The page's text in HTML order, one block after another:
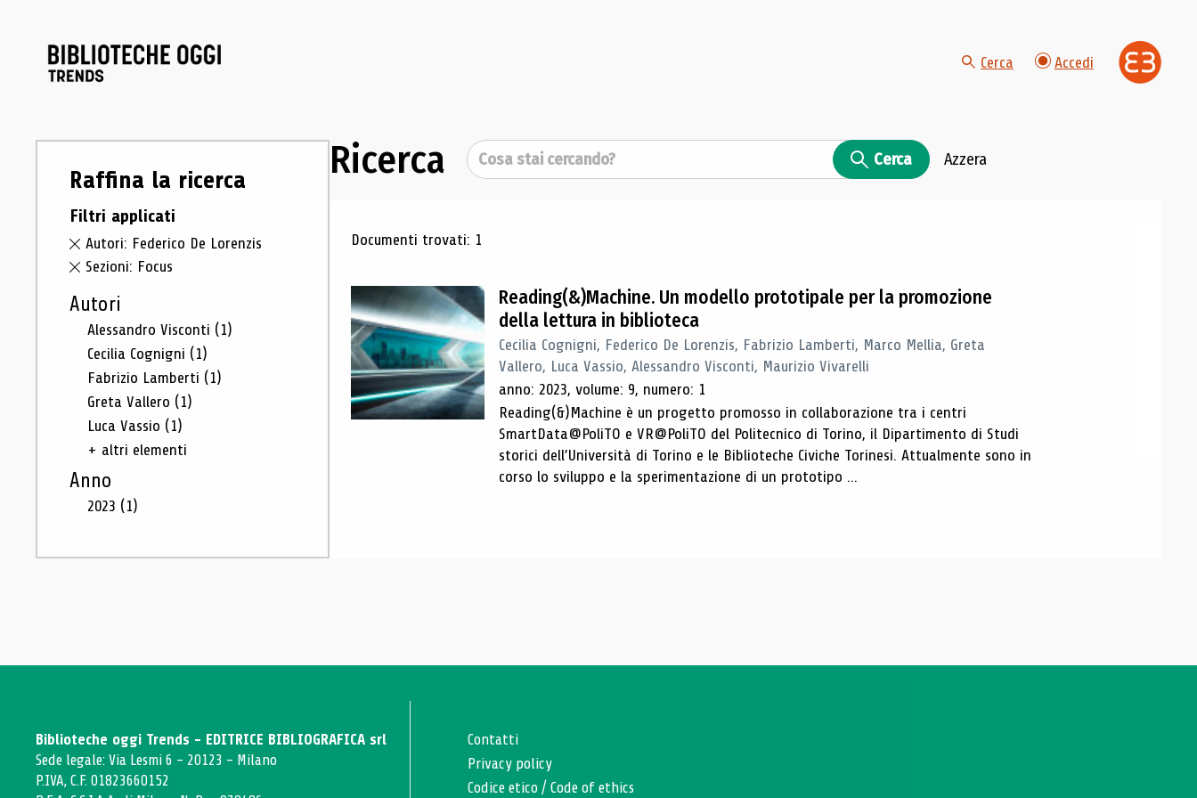
Cerca Accedi
Raffina la ricerca
Filtri applicati
Autori: Federico De Lorenzis
Sezioni: Focus
Autori
Alessandro Visconti (1)
Cecilia Cognigni (1)
Fabrizio Lamberti (1)
Greta Vallero (1)
Luca Vassio (1)
+ altri elementi
Anno
2023 (1)
Ricerca Cerca Cerca Azzera
Risultati di ricerca
Documenti trovati: 1
Reading(&)Machine. Un modello prototipale per la promozione
della lettura in biblioteca
Cecilia Cognigni, Federico De Lorenzis, Fabrizio Lamberti, Marco Mellia, Greta
Vallero, Luca Vassio, Alessandro Visconti, Maurizio Vivarelli
anno: 2023, volume: 9, numero: 1
Reading(&)Machine è un progetto promosso in collaborazione tra i centri
SmartData@PoliTO e VR@PoliTO del Politecnico di Torino, il Dipartimento di Studi
storici dell’Università di Torino e le Biblioteche Civiche Torinesi. Attualmente sono in
corso lo sviluppo e la sperimentazione di un prototipo ...
Biblioteche oggi Trends - EDITRICE BIBLIOGRAFICA srl
Sede legale: Via Lesmi 6 - 20123 - Milano
P.IVA, C.F. 01823660152
Contatti
Privacy policy
Codice etico /Code of ethics